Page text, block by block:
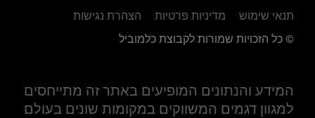
© כל הזכויות שמורות לקבוצת כלמוביל
תנאי שימוש מדיניות פרטיות הצהרת נגישות
המידע והנתונים המופיעים באתר זה מתייחסים
למגוון דגמים המשווקים במקומות שונים בעולם